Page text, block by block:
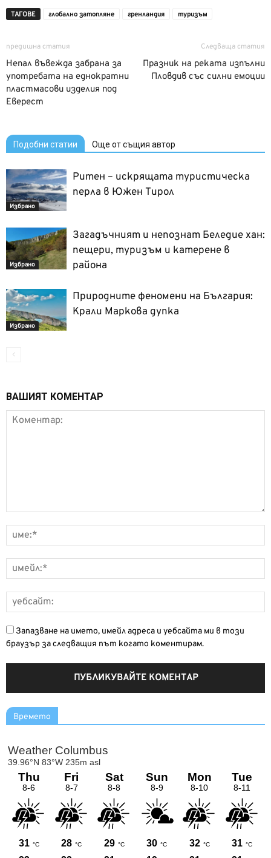
ТАГОВЕ глобално затопляне гренландия туризъм
предишна статия
Непал въвежда забрана за
употребата на еднократни
пластмасови изделия под
Еверест
Следваща статия
Празник на реката изпълни
Пловдив със силни емоции
Подобни статии Още от същия автор
Избрано
Ритен – искрящата туристическа
перла в Южен Тирол
Избрано
Загадъчният и непознат Беледие хан:
пещери, туризъм и катерене в
района
Избрано
Природните феномени на България:
Крали Маркова дупка
ВАШИЯТ КОМЕНТАР
Запазване на името, имейл адреса и уебсайта ми в този
браузър за следващия път когато коментирам.
Времето